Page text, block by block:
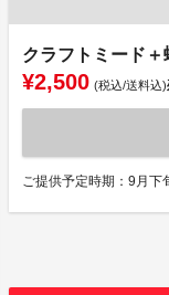
クラフトミード
¥2,500 (税込/送料込)
ご提供予定時期：9月下